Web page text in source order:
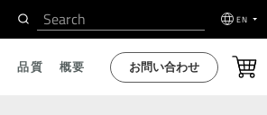
EN
品質 概要 お問い合わせ